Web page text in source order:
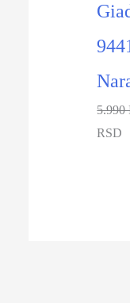
5.990
RSD